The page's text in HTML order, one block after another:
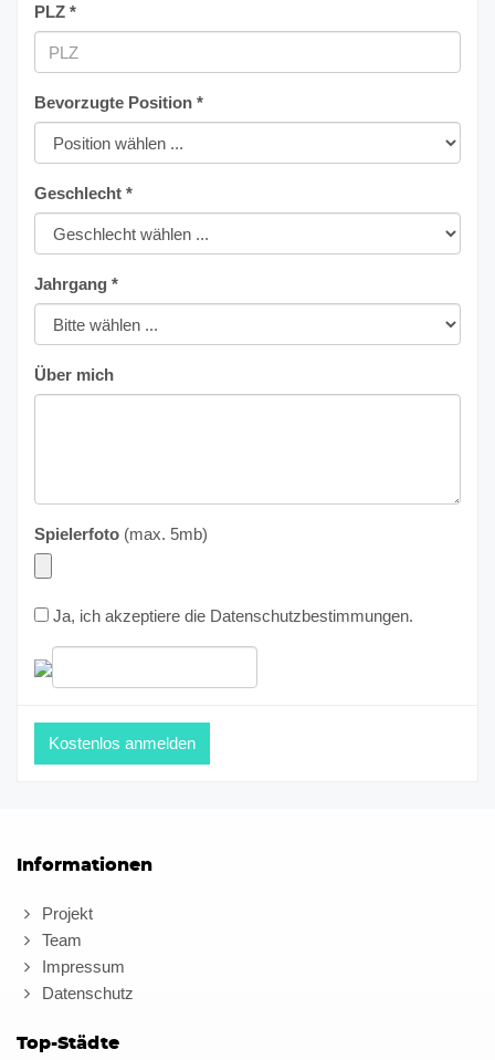
PLZ *
Bevorzugte Position *
Geschlecht *
Jahrgang *
Über mich
Spielerfoto (max. 5mb)
Ja, ich akzeptiere die Datenschutzbestimmungen.
Informationen
Projekt
Team
Impressum
Datenschutz
Top-Städte